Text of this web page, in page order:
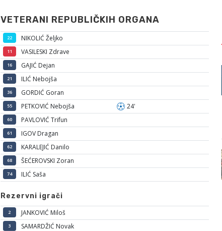
VETERANI REPUBLIČKIH ORGANA
22 NIKOLIĆ Željko
11 VASILESKI Zdrave
16 GAJIĆ Dejan
21 ILIĆ Nebojša
36 GORDIĆ Goran
55 PETKOVIĆ Nebojša 24'
60 PAVLOVIĆ Trifun
61 IGOV Dragan
62 KARALEJIĆ Danilo
68 ŠEĆEROVSKI Zoran
74 ILIĆ Saša
Rezervni igrači
2 JANKOVIĆ Miloš
3 SAMARDŽIĆ Novak